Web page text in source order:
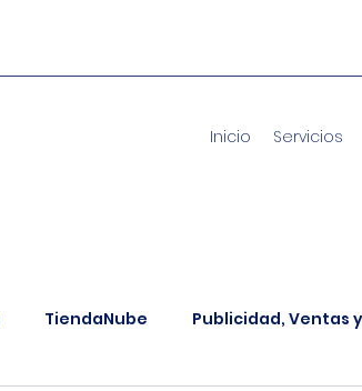
Inicio Servicios
TiendaNube Publicidad, Ventas